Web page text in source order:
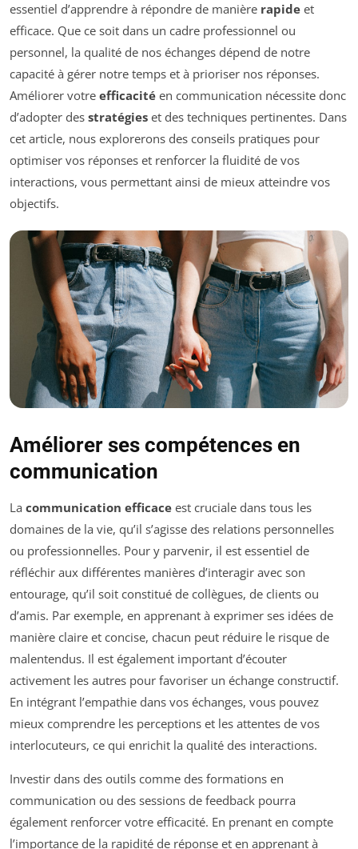
essentiel d’apprendre à répondre de manière rapide et
efficace. Que ce soit dans un cadre professionnel ou
personnel, la qualité de nos échanges dépend de notre
capacité à gérer notre temps et à prioriser nos réponses.
Améliorer votre efficacité en communication nécessite donc
d’adopter des stratégies et des techniques pertinentes. Dans
cet article, nous explorerons des conseils pratiques pour
optimiser vos réponses et renforcer la fluidité de vos
interactions, vous permettant ainsi de mieux atteindre vos
objectifs.
Améliorer ses compétences en
communication
La communication efficace est cruciale dans tous les
domaines de la vie, qu’il s’agisse des relations personnelles
ou professionnelles. Pour y parvenir, il est essentiel de
réfléchir aux différentes manières d’interagir avec son
entourage, qu’il soit constitué de collègues, de clients ou
d’amis. Par exemple, en apprenant à exprimer ses idées de
manière claire et concise, chacun peut réduire le risque de
malentendus. Il est également important d’écouter
activement les autres pour favoriser un échange constructif.
En intégrant l’empathie dans vos échanges, vous pouvez
mieux comprendre les perceptions et les attentes de vos
interlocuteurs, ce qui enrichit la qualité des interactions.
Investir dans des outils comme des formations en
communication ou des sessions de feedback pourra
également renforcer votre efficacité. En prenant en compte
l’importance de la rapidité de réponse et en apprenant à